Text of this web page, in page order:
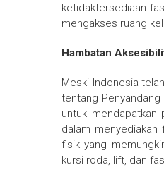
ketidaktersediaan
mengakses ruang
Hambatan
Meski Indonesia
tentang
untuk mendapatkan
dalam
fisik yang
kursi roda, lift, dan